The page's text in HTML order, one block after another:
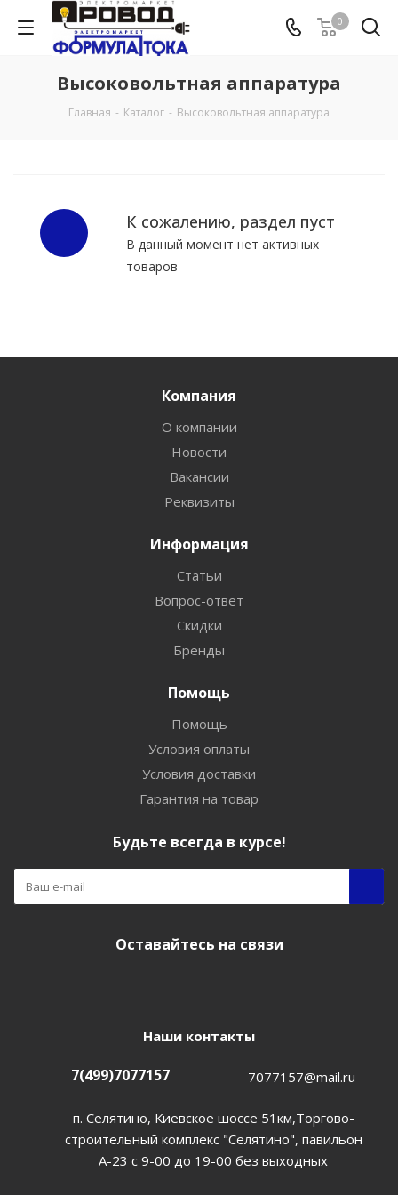
0
Высоковольтная аппаратура
Главная - Каталог - Высоковольтная аппаратура
К сожалению, раздел пуст
В данный момент нет активных
товаров
Компания
О компании
Новости
Вакансии
Реквизиты
Информация
Статьи
Вопрос-ответ
Скидки
Бренды
Помощь
Помощь
Условия оплаты
Условия доставки
Гарантия на товар
Будьте всегда в курсе!
Оставайтесь на связи
Наши контакты
7(499)7077157 7077157@mail.ru
п. Селятино, Киевское шоссе 51км,Торгово-
строительный комплекс "Селятино", павильон
А-23 с 9-00 до 19-00 без выходных